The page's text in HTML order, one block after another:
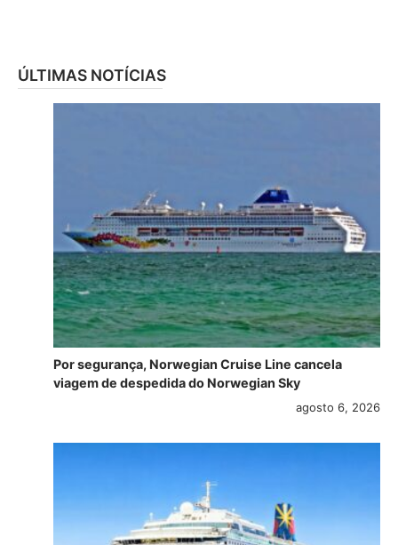
ÚLTIMAS NOTÍCIAS
Por segurança, Norwegian Cruise Line cancela
viagem de despedida do Norwegian Sky
agosto 6, 2026